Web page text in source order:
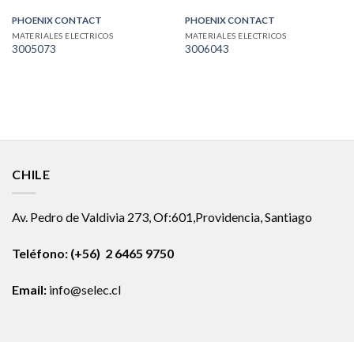
PHOENIX CONTACT
MATERIALES ELECTRICOS
3005073
PHOENIX CONTACT
MATERIALES ELECTRICOS
3006043
CHILE
Av. Pedro de Valdivia 273, Of:601,Providencia, Santiago
Teléfono: (+56) 2 6465 9750
Email: info@selec.cl